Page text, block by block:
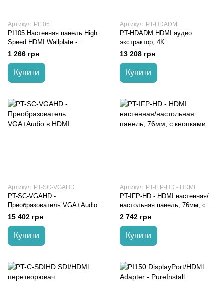
Артикул: PI105
PI105 Настенная панель High
Speed HDMI Wallplate -
PureInstall 2-port
1 266 грн
Купити
Артикул: PT-HDADM
PT-HDADM HDMI аудио
экстрактор, 4K
13 208 грн
Купити
Артикул: PT-SC-VGAHD
PT-SC-VGAHD -
Преобразователь VGA+Audio в
HDMI
15 402 грн
Купити
Артикул: PT-IFP-HD - HDMI
PT-IFP-HD - HDMI настенная/
настольная панель, 76мм, с
кнопками
2 742 грн
Купити